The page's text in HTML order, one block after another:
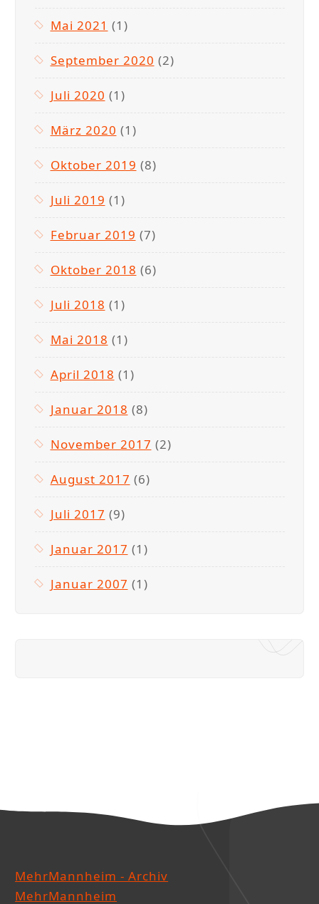
Mai 2021 (1)
September 2020 (2)
Juli 2020 (1)
März 2020 (1)
Oktober 2019 (8)
Juli 2019 (1)
Februar 2019 (7)
Oktober 2018 (6)
Juli 2018 (1)
Mai 2018 (1)
April 2018 (1)
Januar 2018 (8)
November 2017 (2)
August 2017 (6)
Juli 2017 (9)
Januar 2017 (1)
Januar 2007 (1)
MehrMannheim - Archiv
MehrMannheim